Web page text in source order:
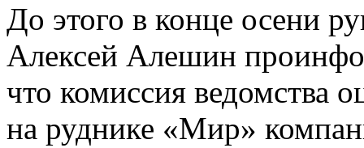
До этого в конце осени
Алексей Алешин
что комиссия ведомства
на руднике «Мир»